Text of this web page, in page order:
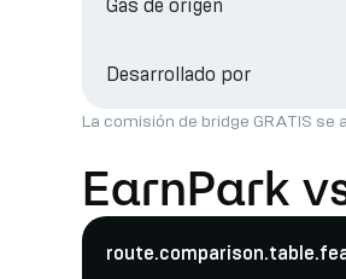
Gas de origen
Desarrollado por
La comisión de bridge GRATIS
EarnPark